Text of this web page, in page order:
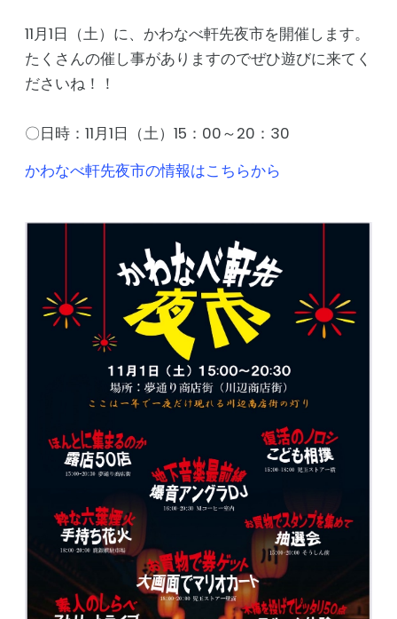
11月1日（土）に、かわなべ軒先夜市を開催します。
たくさんの催し事がありますのでぜひ遊びに来てく
ださいね！！
〇日時：11月1日（土）15：00～20：30
かわなべ軒先夜市の情報はこちらから